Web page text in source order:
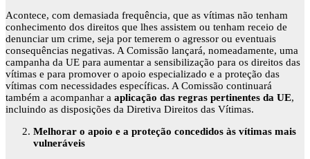
Acontece, com demasiada frequência, que as vítimas não tenham
conhecimento dos direitos que lhes assistem ou tenham receio de
denunciar um crime, seja por temerem o agressor ou eventuais
consequências negativas. A Comissão lançará, nomeadamente, uma
campanha da UE para aumentar a sensibilização para os direitos das
vítimas e para promover o apoio especializado e a proteção das
vítimas com necessidades específicas. A Comissão continuará
também a acompanhar a aplicação das regras pertinentes da UE,
incluindo as disposições da Diretiva Direitos das Vítimas.
Melhorar o apoio e a proteção concedidos às vítimas mais
vulneráveis